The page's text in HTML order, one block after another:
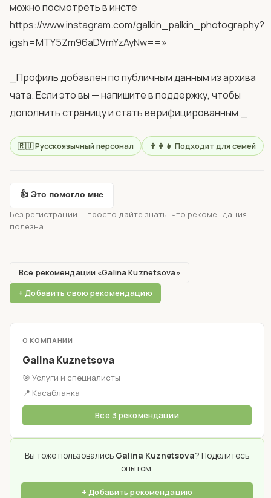
можно посмотреть в инсте
https://www.instagram.com/galkin_palkin_photography?
igsh=MTY5Zm96aDVmYzAyNw==»
_Профиль добавлен по публичным данным из архива
чата. Если это вы — напишите в поддержку, чтобы
🇷🇺 Русскоязычный персонал 👨‍👩‍👧 Подходит для семей
👍 Это помогло мне
Без регистрации — просто дайте знать, что рекомендация
полезна
Все рекомендации «Galina Kuznetsova»
+ Добавить свою рекомендацию
О КОМПАНИИ
Galina Kuznetsova
🎯 Услуги и специалисты
📍 Касабланка
Все 3 рекомендации
Вы тоже пользовались Galina Kuznetsova? Поделитесь
опытом.
+ Добавить рекомендацию